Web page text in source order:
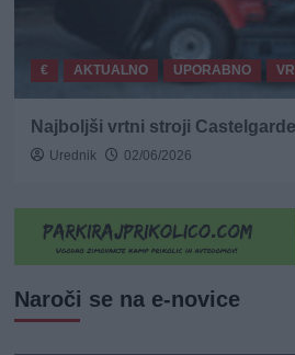
€ AKTUALNO UPORABNO
Najboljši vrtni stroji
Urednik 02/06/2026
Naroči se na e-novice